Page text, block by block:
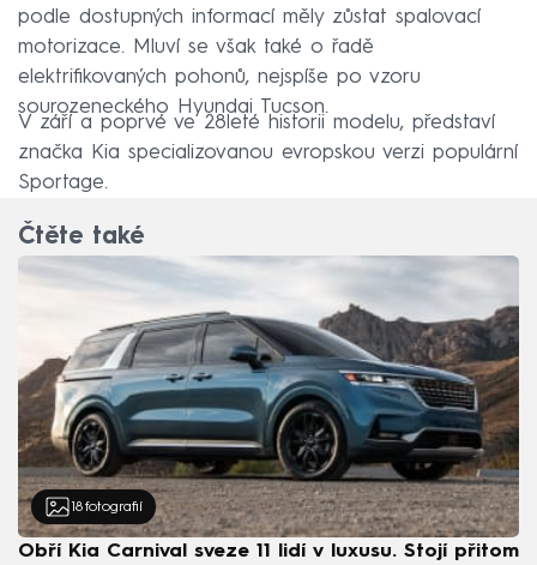
podle dostupných informací měly zůstat spalovací
motorizace. Mluví se však také o řadě
elektrifikovaných pohonů, nejspíše po vzoru
sourozeneckého Hyundai Tucson.
V září a poprvé ve 28leté historii modelu, představí
značka Kia specializovanou evropskou verzi populární
Sportage.
Čtěte také
18 fotografií
Obří Kia Carnival sveze 11 lidí v luxusu. Stojí přitom